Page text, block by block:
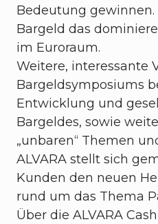
Bedeutung
Bargeld das
im Euroraum.
Weitere, interessante
Bargeldsymposiums
Entwicklung und
Bargeldes, sowie
„unbaren“ Themen
ALVARA stellt sich
Kunden den neuen
rund um das Thema
Über die ALVARA